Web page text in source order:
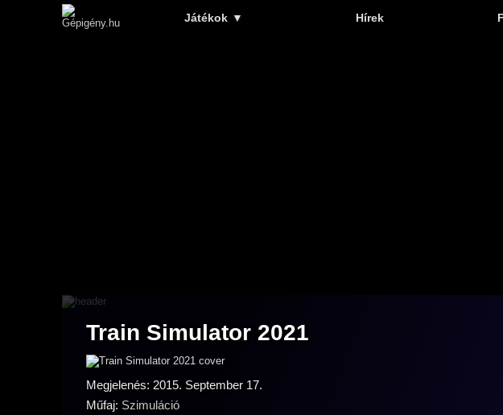
Játékok ▼ Hírek
Train Simulator 2021
Megjelenés: 2015. September 17.
Műfaj: Szimuláció